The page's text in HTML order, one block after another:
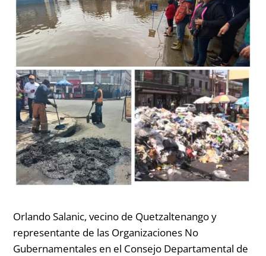
Orlando Salanic, vecino de Quetzaltenango y
representante de las Organizaciones No
Gubernamentales en el Consejo Departamental de